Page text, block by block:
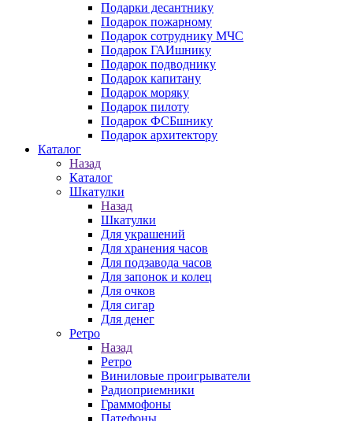
Подарки десантнику
Подарок пожарному
Подарок сотруднику МЧС
Подарок ГАИшнику
Подарок подводнику
Подарок капитану
Подарок моряку
Подарок пилоту
Подарок ФСБшнику
Подарок архитектору
Каталог
Назад
Каталог
Шкатулки
Назад
Шкатулки
Для украшений
Для хранения часов
Для подзавода часов
Для запонок и колец
Для очков
Для сигар
Для денег
Ретро
Назад
Ретро
Виниловые проигрыватели
Радиоприемники
Граммофоны
Патефоны